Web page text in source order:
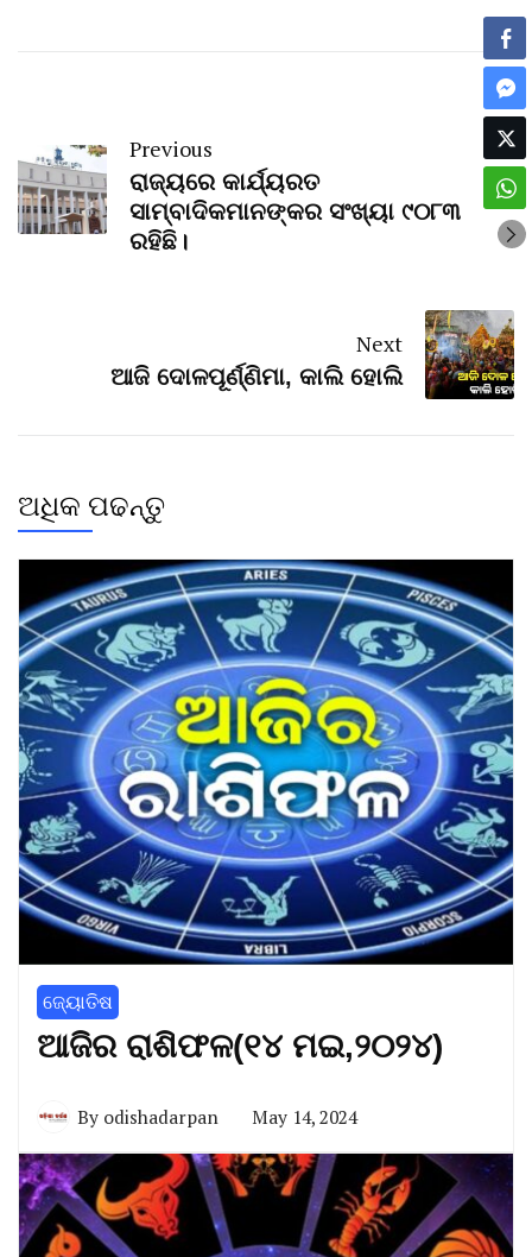
Previous
ରାଜ୍ୟରେ କାର୍ଯ୍ୟରତ
ସାମ୍ବାଦିକମାନଙ୍କର ସଂଖ୍ୟା ୯୦୮୩
ରହିଛି।
Next
ଆଜି ଦୋଳପୂର୍ଣ୍ଣିମା, କାଲି ହୋଲି
ଅଧିକ ପଢନ୍ତୁ
ଜ୍ୟୋତିଷ
ଆଜିର ରାଶିଫଳ(୧୪ ମଇ,୨୦୨୪)
By odishadarpan May 14, 2024